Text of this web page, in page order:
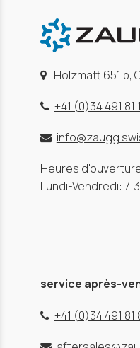
Holzmatt 651 b,
+41 (0)34 491 81
Heures
Lundi-Vendredi:
service après-
+41 (0)34 491 81